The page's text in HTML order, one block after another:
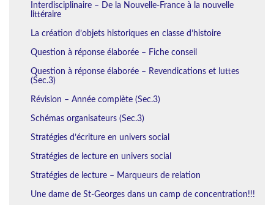
Interdisciplinaire – De la Nouvelle-France à la nouvelle
littéraire
La création d’objets historiques en classe d’histoire
Question à réponse élaborée – Fiche conseil
Question à réponse élaborée – Revendications et luttes
(Sec.3)
Révision – Année complète (Sec.3)
Schémas organisateurs (Sec.3)
Stratégies d’écriture en univers social
Stratégies de lecture en univers social
Stratégies de lecture – Marqueurs de relation
Une dame de St-Georges dans un camp de concentration!!!